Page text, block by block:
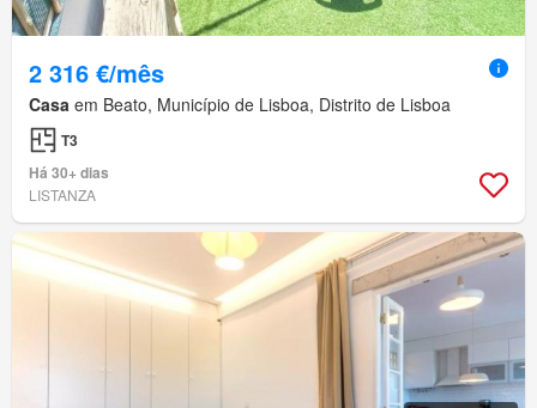
2 316 €/mês
Casa em Beato, Município de Lisboa, Distrito de Lisboa
T3
Há 30+ dias
LISTANZA